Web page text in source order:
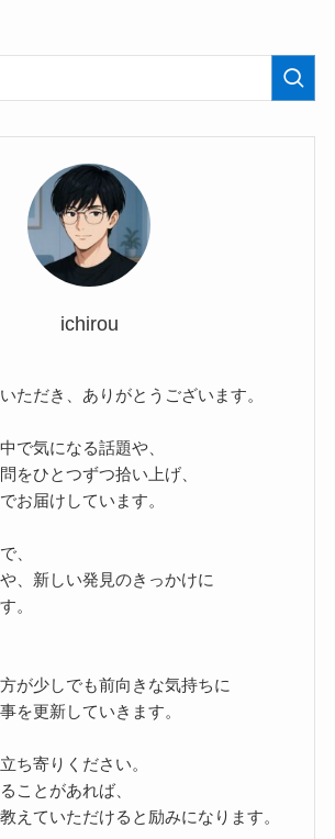
ichirou
ただき、ありがとうございます。
で気になる話題や、
をひとつずつ拾い上げ、
お届けしています。
、
、新しい発見のきっかけに
。
が少しでも前向きな気持ちに
を更新していきます。
ち寄りください。
ことがあれば、
えていただけると励みになります。